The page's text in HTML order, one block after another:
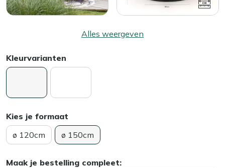
Alles weergeven
Kleurvarianten
Kies je formaat
ø 120cm
ø 150cm
Maak je bestelling compleet: